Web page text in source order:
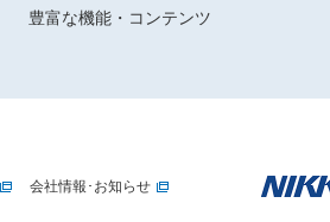
豊富な機能・コンテンツ
会社情報･お知らせ